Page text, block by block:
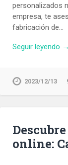
personalizados
empresa, te
fabricación de…
Seguir leyendo →
2023/12/13
online: